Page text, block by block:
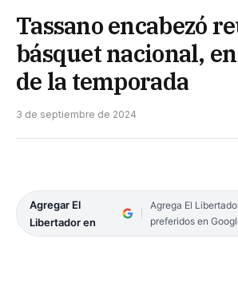
Tassano encabezó
básquet nacional,
de la temporada
3 de septiembre de 2024
Agregar El
Libertador en
Agrega El
preferidos en